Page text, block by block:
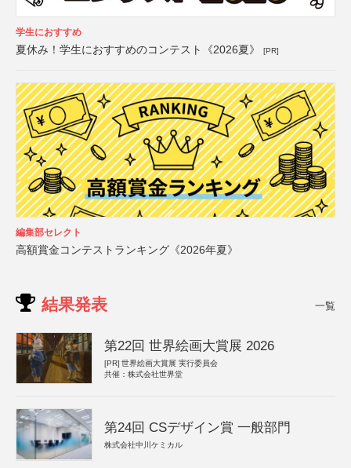
学生におすすめ
夏休み！学生におすすめのコンテスト《2026夏》 [PR]
編集部セレクト
高額賞金コンテストランキング《2026年夏》
結果発表 一覧
第22回 世界絵画大賞展 2026
[PR] 世界絵画大賞展 実行委員会
共催：株式会社世界堂
第24回 CSデザイン賞 一般部門
株式会社中川ケミカル